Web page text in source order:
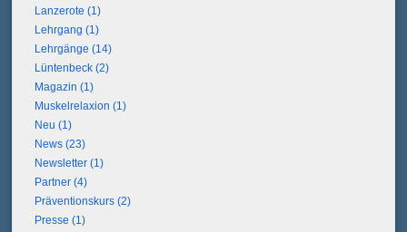
Lanzerote (1)
Lehrgang (1)
Lehrgänge (14)
Lüntenbeck (2)
Magazin (1)
Muskelrelaxion (1)
Neu (1)
News (23)
Newsletter (1)
Partner (4)
Präventionskurs (2)
Presse (1)